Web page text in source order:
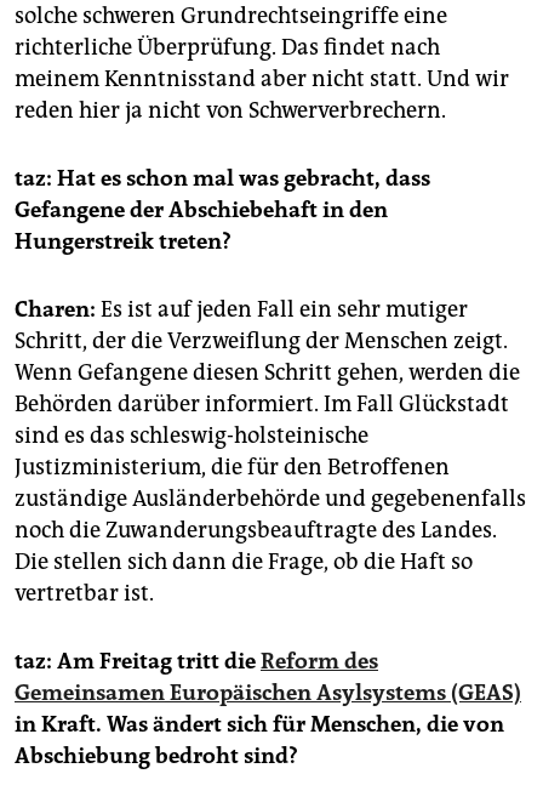
solche schweren Grundrechtseingriffe eine
richterliche Überprüfung. Das findet nach
meinem Kenntnisstand aber nicht statt. Und wir
reden hier ja nicht von Schwerverbrechern.
taz: Hat es schon mal was gebracht, dass
Gefangene der Abschiebehaft in den
Hungerstreik treten?
Charen: Es ist auf jeden Fall ein sehr mutiger
Schritt, der die Verzweiflung der Menschen zeigt.
Wenn Gefangene diesen Schritt gehen, werden die
Behörden darüber informiert. Im Fall Glückstadt
sind es das schleswig-holsteinische
Justizministerium, die für den Betroffenen
zuständige Ausländerbehörde und gegebenenfalls
noch die Zuwanderungsbeauftragte des Landes.
Die stellen sich dann die Frage, ob die Haft so
vertretbar ist.
taz: Am Freitag tritt dieReform des
Gemeinsamen Europäischen Asylsystems (GEAS)
in Kraft. Was ändert sich für Menschen, die von
Abschiebung bedroht sind?